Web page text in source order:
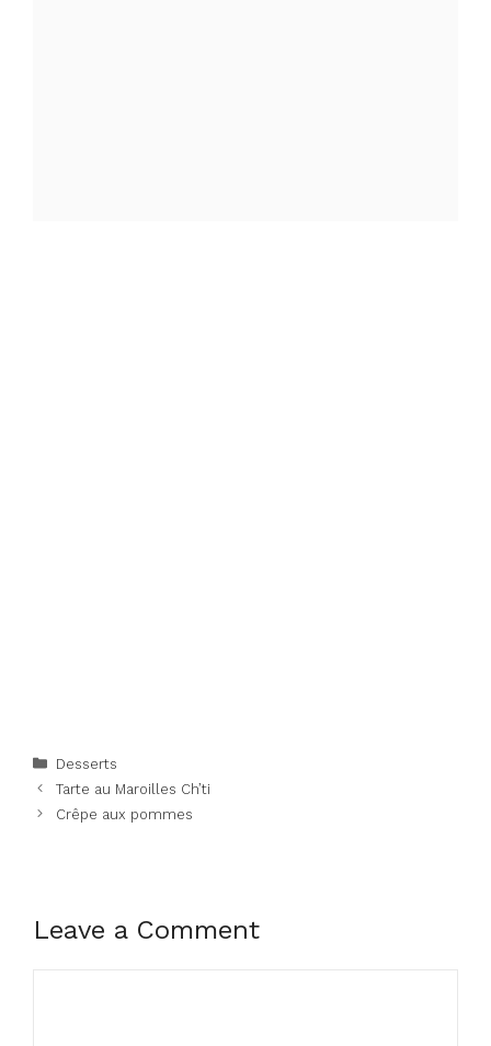
Categories
Desserts
Tarte au Maroilles Ch’ti
Crêpe aux pommes
Leave a Comment